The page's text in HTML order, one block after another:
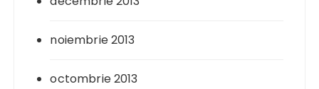
noiembrie 2013
octombrie 2013